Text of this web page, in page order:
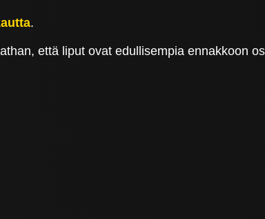
.
että liput ovat edullisempia ennakkoon